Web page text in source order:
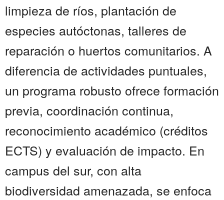
limpieza de ríos, plantación de
especies autóctonas, talleres de
reparación o huertos comunitarios. A
diferencia de actividades puntuales,
un programa robusto ofrece formación
previa, coordinación continua,
reconocimiento académico (créditos
ECTS) y evaluación de impacto. En
campus del sur, con alta
biodiversidad amenazada, se enfoca